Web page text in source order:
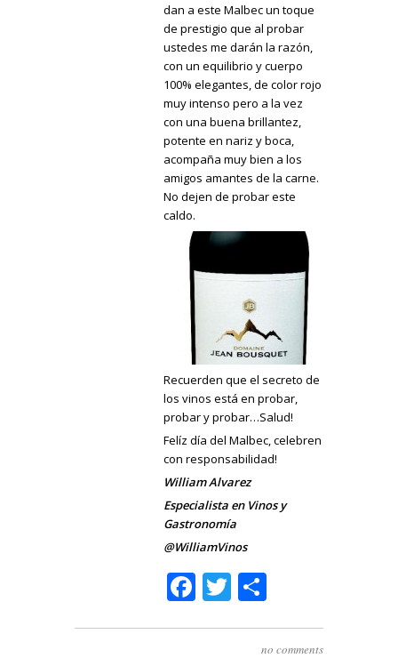
dan a este Malbec un toque
de prestigio que al probar
ustedes me darán la razón,
con un equilibrio y cuerpo
100% elegantes, de color rojo
muy intenso pero a la vez
con una buena brillantez,
potente en nariz y boca,
acompaña muy bien a los
amigos amantes de la carne.
No dejen de probar este
caldo.
Recuerden que el secreto de
los vinos está en probar,
probar y probar…Salud!
Felíz día del Malbec, celebren
con responsabilidad!
William Alvarez
Especialista en Vinos y
Gastronomía
@WilliamVinos
Facebook
Twitter
no comments